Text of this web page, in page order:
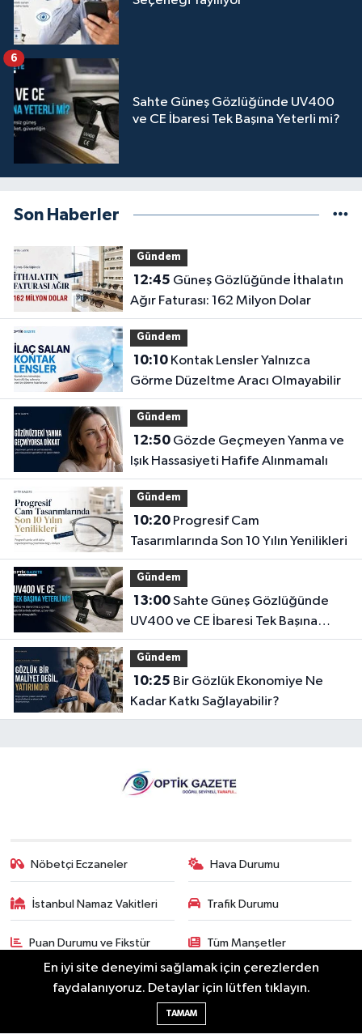
Sahte Güneş Gözlüğünde UV400
ve CE İbaresi Tek Başına Yeterli mi?
6
Son Haberler
Gündem
12:45
Ağır Faturası: 162 Milyon Dolar
Gündem
10:10Kontak Lensler Yalnızca
Görme Düzeltme Aracı Olmayabilir
Gündem
12:50Gözde Geçmeyen Yanma ve
Işık Hassasiyeti Hafife Alınmamalı
Gündem
10:20Progresif Cam
Tasarımlarında Son 10 Yılın Yenilikleri
Gündem
13:00Sahte Güneş Gözlüğünde
UV400 ve CE İbaresi Tek Başına
Yeterli mi?
Gündem
10:25
Kadar Katkı Sağlayabilir?
Nöbetçi Eczaneler Hava Durumu
İstanbul Namaz Vakitleri Trafik Durumu
Puan Durumu ve Fikstür Tüm Manşetler
Son Dakika Haberleri Haber Arşivi
En iyi site deneyimi sağlamak için çerezlerden
faydalanıyoruz. Detaylar için lütfen tıklayın.
TAMAM